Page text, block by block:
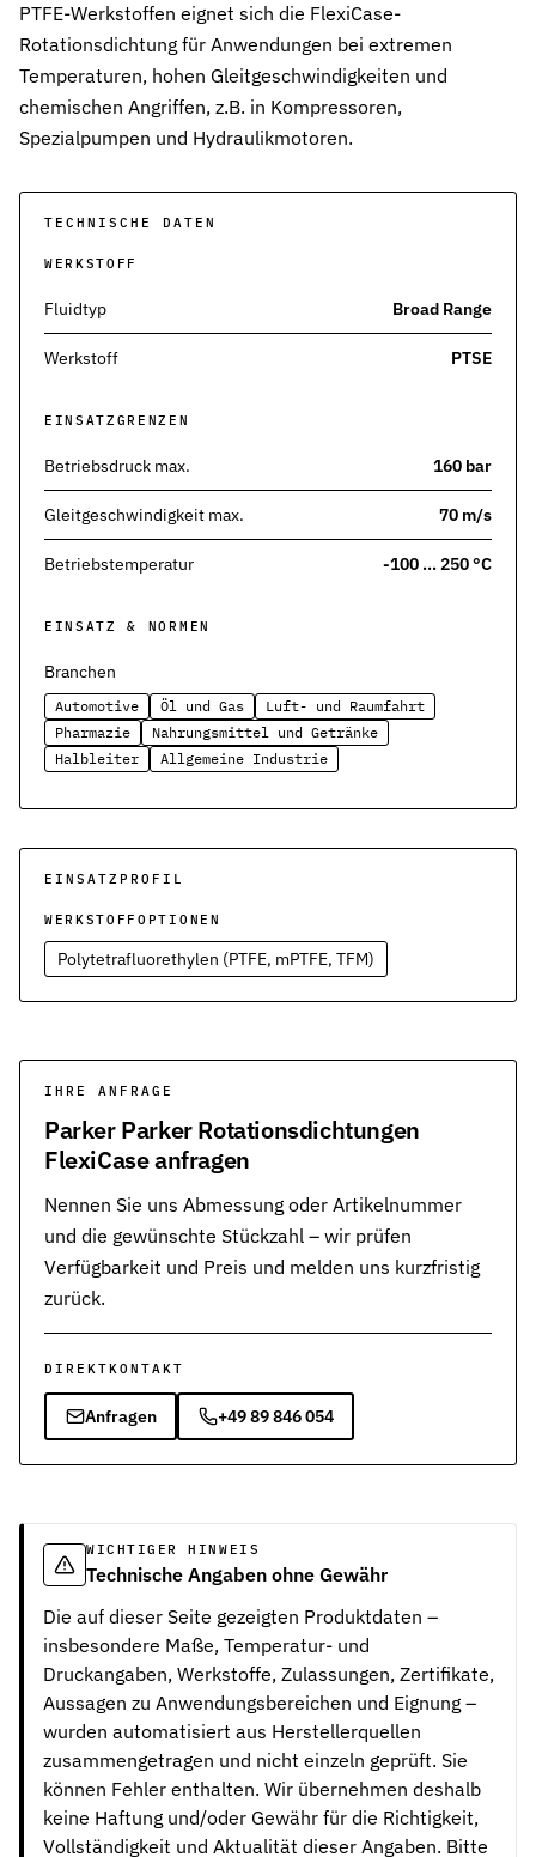
Elastomerschmiermittel
Parker O-Lube und S-Lube für Elastomerdichtungen
Über HP-Dichtungen
Das Unternehmen und Team kennenlernen
Leistungen
Kontakt
Karriere
Ihre Karrieremöglichkeiten bei uns
Downloads
Impressum
Rechtliche Informationen zu unserem Unternehmen
AGB
Informationen zum Schutz Ihrer Daten
Dichtungsarten im Überblick
Grundlagenwissen zu Arten, Funktion und Einsatz der
Werkstoffe in der Dichtungstechnik – Grundlagen, Eigenschaften
ISO, DIN und EN-Normen in der Dichtungstechnik – Übersicht
Richtlinien & Zulassungen
REACH, RoHS, PFAS, FDA, LkSG und weitere Richtlinien für
PTFE-Werkstoffen eignet sich die FlexiCase-
Rotationsdichtung für Anwendungen bei extremen
Temperaturen, hohen Gleitgeschwindigkeiten und
chemischen Angriffen, z.B. in Kompressoren,
Spezialpumpen und Hydraulikmotoren.
TECHNISCHE DATEN
WERKSTOFF
Fluidtyp Broad Range
Werkstoff PTSE
EINSATZGRENZEN
Betriebsdruck max. 160 bar
Gleitgeschwindigkeit max. 70 m/s
Betriebstemperatur -100 … 250 °C
EINSATZ & NORMEN
Branchen
Automotive Öl und Gas
Luft- und Raumfahrt
Pharmazie
Nahrungsmittel und Getränke
Halbleiter
Allgemeine Industrie
EINSATZPROFIL
WERKSTOFFOPTIONEN
Polytetrafluorethylen (PTFE, mPTFE, TFM)
IHRE ANFRAGE
Parker Parker Rotationsdichtungen
FlexiCase anfragen
Nennen Sie uns Abmessung oder Artikelnummer
und die gewünschte Stückzahl – wir prüfen
Verfügbarkeit und Preis und melden uns kurzfristig
zurück.
DIREKTKONTAKT
Anfragen +49 89 846 054
WICHTIGER HINWEIS
Technische Angaben ohne Gewähr
Die auf dieser Seite gezeigten Produktdaten –
insbesondere Maße, Temperatur- und
Druckangaben, Werkstoffe, Zulassungen, Zertifikate,
Aussagen zu Anwendungsbereichen und Eignung –
wurden automatisiert aus Herstellerquellen
zusammengetragen und nicht einzeln geprüft. Sie
können Fehler enthalten. Wir übernehmen deshalb
keine Haftung und/oder Gewähr für die Richtigkeit,
Vollständigkeit und Aktualität dieser Angaben. Bitte